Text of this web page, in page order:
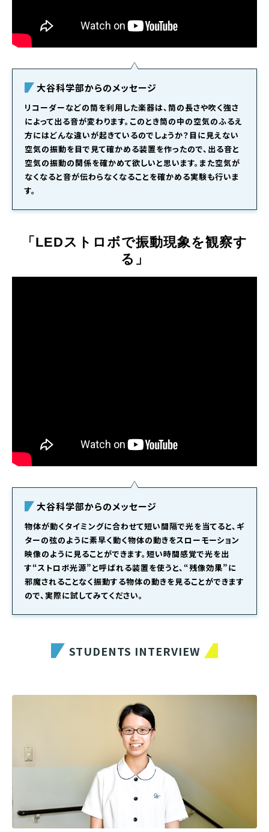
大谷科学部からのメッセージ
リコーダーなどの筒を利用した楽器は、筒の長さや吹く強さ
によって出る音が変わります。このとき筒の中の空気のふるえ
方にはどんな違いが起きているのでしょうか？目に見えない
空気の振動を目で見て確かめる装置を作ったので、出る音と
空気の振動の関係を確かめて欲しいと思います。また空気が
なくなると音が伝わらなくなることを確かめる実験も行いま
す。
「LEDストロボで振動現象を観察す
る」
大谷科学部からのメッセージ
物体が動くタイミングに合わせて短い間隔で光を当てると、ギ
ターの弦のように素早く動く物体の動きをスローモーション
映像のように見ることができます。短い時間感覚で光を出
す“ストロボ光源”と呼ばれる装置を使うと、“残像効果”に
邪魔されることなく振動する物体の動きを見ることができます
ので、実際に試してみてください。
STUDENTS INTERVIEW